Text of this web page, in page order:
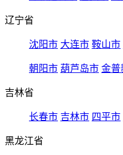
辽宁省
沈阳市 大连市 鞍山市
朝阳市 葫芦岛市 金普
吉林省
长春市 吉林市 四平市
黑龙江省